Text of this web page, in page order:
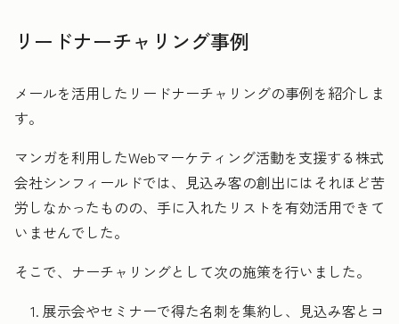
リードナーチャリング事例
メールを活用したリードナーチャリングの事例を紹介しま
す。
マンガを利用したWebマーケティング活動を支援する株式
会社シンフィールドでは、見込み客の創出にはそれほど苦
労しなかったものの、手に入れたリストを有効活用できて
いませんでした。
そこで、ナーチャリングとして次の施策を行いました。
展示会やセミナーで得た名刺を集約し、見込み客とコ